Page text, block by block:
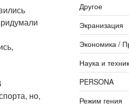
но,
Другое
Экранизация
Экономика /
Наука и
PERSONA
Режим гения